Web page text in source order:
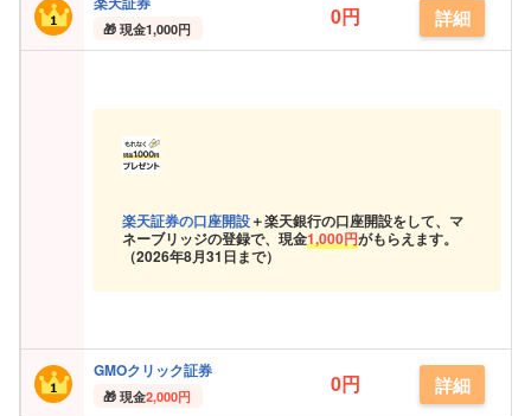
現金1,000円 0円 詳細
楽天証券の口座開設＋楽天銀行の口座開設をして、マ
ネーブリッジの登録で、現金1,000円がもらえます。
（2026年8月31日まで）
GMOクリック証券
現金2,000円 0円 詳細